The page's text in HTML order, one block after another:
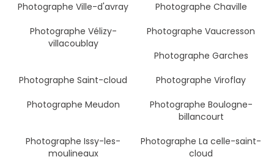
Photographe Ville-d'avray
Photographe Chaville
Photographe Vélizy-
villacoublay
Photographe Vaucresson
Photographe Garches
Photographe Saint-cloud
Photographe Viroflay
Photographe Meudon
Photographe Boulogne-
billancourt
Photographe Issy-les-
moulineaux
Photographe La celle-saint-
cloud